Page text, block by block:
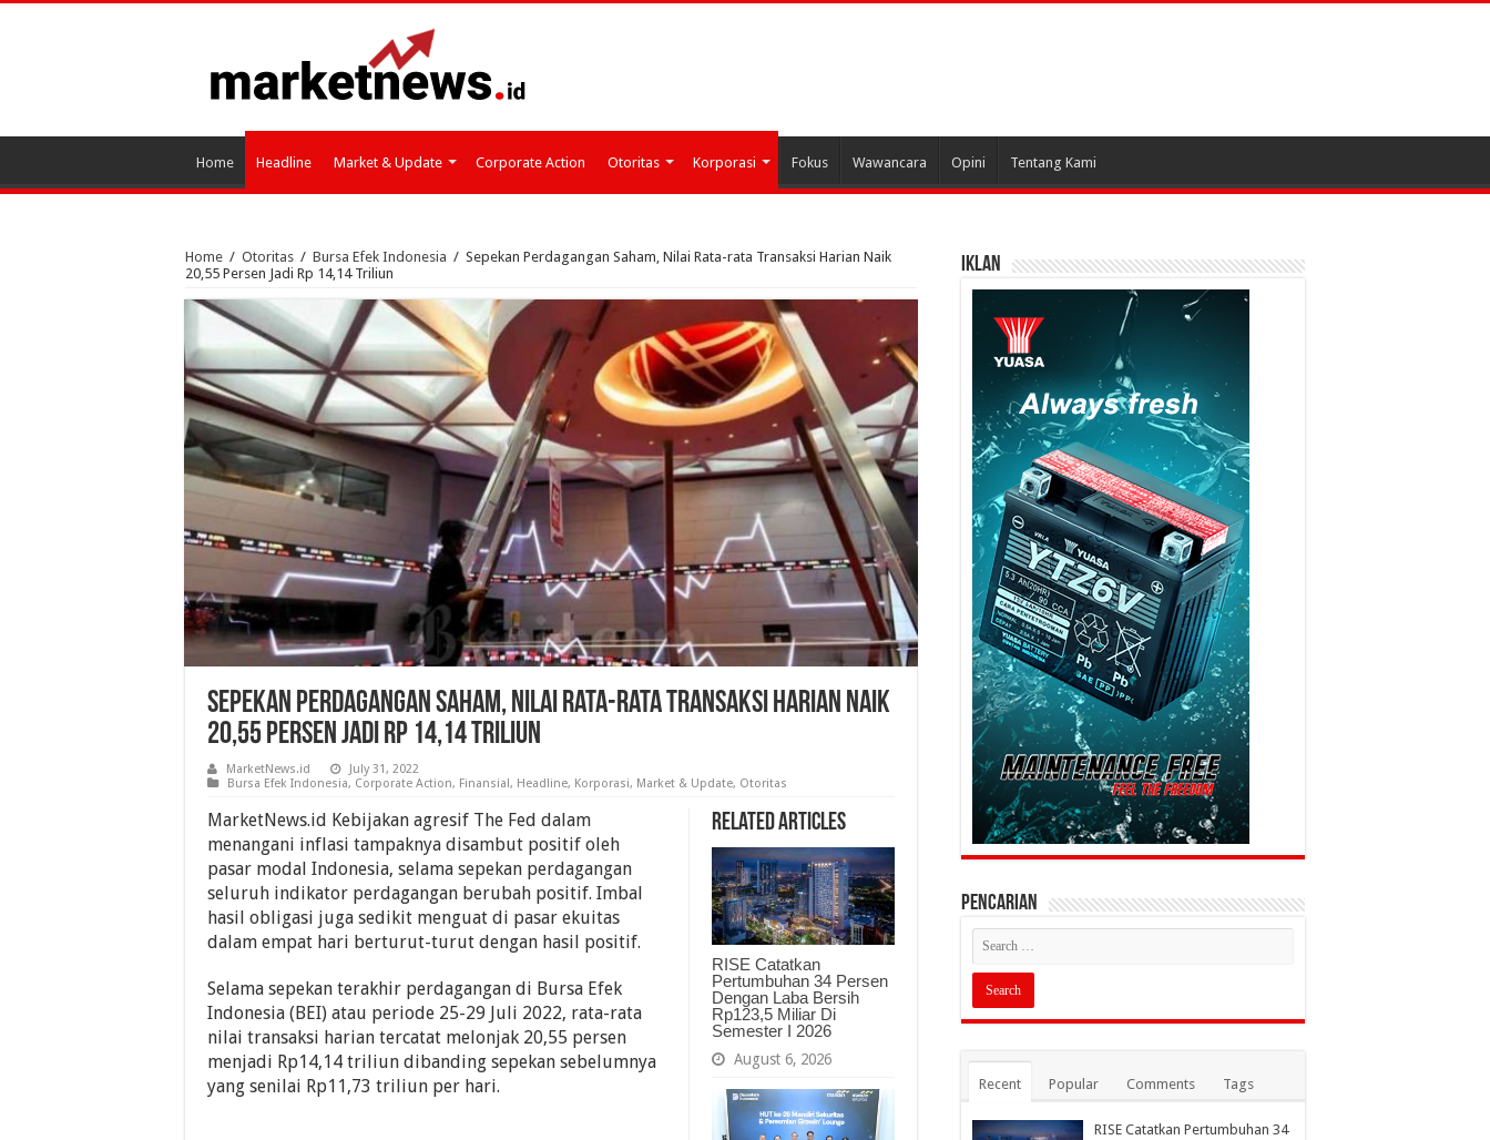
Home Headline Market & Update Corporate Action Otoritas Korporasi Fokus Wawancara Opini Tentang Kami
Home / Otoritas / Bursa Efek Indonesia / Sepekan Perdagangan Saham, Nilai Rata-rata Transaksi Harian Naik
20,55 Persen Jadi Rp 14,14 Triliun
Sepekan Perdagangan Saham, Nilai Rata-rata Transaksi Harian Naik
20,55 Persen Jadi Rp 14,14 Triliun
MarketNews.id
July 31, 2022
Bursa Efek Indonesia, Corporate Action, Finansial, Headline, Korporasi, Market & Update, Otoritas
Related Articles
RISE Catatkan
Pertumbuhan 34 Persen
Dengan Laba Bersih
Rp123,5 Miliar Di
Semester I 2026
August 6, 2026
MarketNews.id Kebijakan agresif The Fed dalam
menangani inflasi tampaknya disambut positif oleh
pasar modal Indonesia, selama sepekan perdagangan
seluruh indikator perdagangan berubah positif. Imbal
hasil obligasi juga sedikit menguat di pasar ekuitas
dalam empat hari berturut-turut dengan hasil positif.
Selama sepekan terakhir perdagangan di Bursa Efek
Indonesia (BEI) atau periode 25-29 Juli 2022, rata-rata
nilai transaksi harian tercatat melonjak 20,55 persen
menjadi Rp14,14 triliun dibanding sepekan sebelumnya
yang senilai Rp11,73 triliun per hari.
IKLAN
PENCARIAN
Recent Popular Comments Tags
RISE Catatkan Pertumbuhan 34